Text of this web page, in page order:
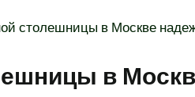
столешницы в Москве
в